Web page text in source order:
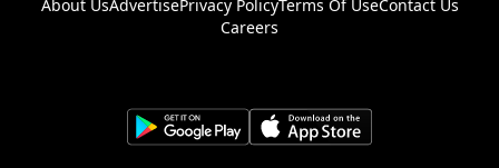
About UsAdvertisePrivacy PolicyTerms Of UseContact Us
Careers